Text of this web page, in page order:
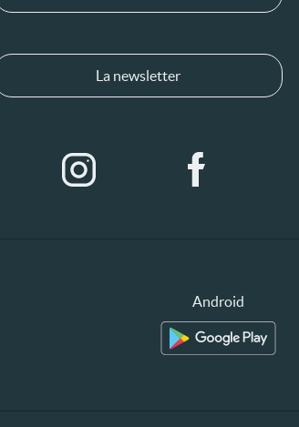
La newsletter
Android